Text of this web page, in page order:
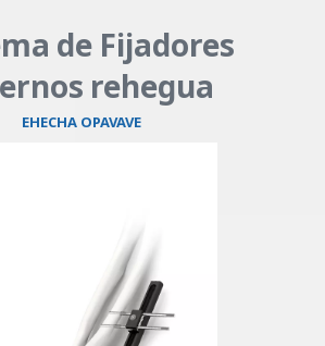
de Fijadores
rehegua
EHECHA OPAVAVE